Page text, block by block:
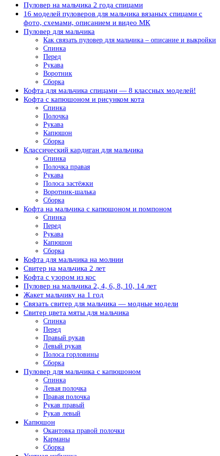
Пуловер на мальчика 2 года спицами
16 моделей пуловеров для мальчика вязаных спицами с
фото, схемами, описанием и видео МК
Пуловер для мальчика
Как связать пуловер для мальчика – описание и выкройки
Спинка
Перед
Рукава
Воротник
Сборка
Кофта для мальчика спицами — 8 классных моделей!
Кофта с капюшоном и рисунком кота
Спинка
Полочка
Рукава
Капюшон
Сборка
Классический кардиган для мальчика
Спинка
Полочка правая
Рукава
Полоса застёжки
Воротник-шалька
Сборка
Кофта на мальчика с капюшоном и помпоном
Спинка
Перед
Рукава
Капюшон
Сборка
Кофта для мальчика на молнии
Свитер на мальчика 2 лет
Кофта с узором из кос
Пуловер на мальчика 2, 4, 6, 8, 10, 14 лет
Жакет мальчику на 1 год
Связать свитер для мальчика — модные модели
Свитер цвета мяты для мальчика
Спинка
Перед
Правый рукав
Левый рукав
Полоса горловины
Сборка
Пуловер для мальчика с капюшоном
Спинка
Левая полочка
Правая полочка
Рукав правый
Рукав левый
Капюшон
Окантовка правой полочки
Карманы
Сборка